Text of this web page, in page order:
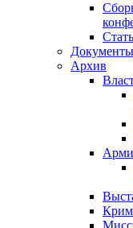
Документы
Архив